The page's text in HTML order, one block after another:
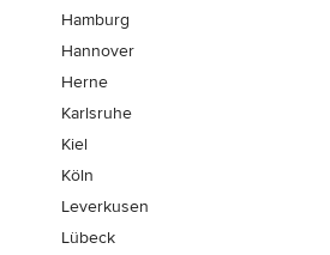
Hamburg
Hannover
Herne
Karlsruhe
Kiel
Köln
Leverkusen
Lübeck